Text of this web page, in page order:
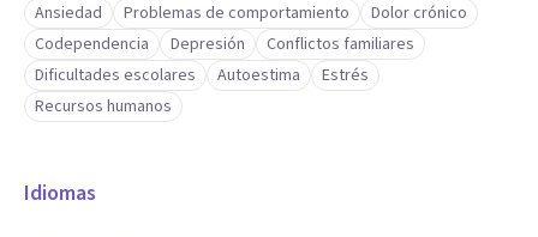
Ansiedad Problemas de comportamiento
Dolor crónico
Codependencia
Depresión
Conflictos familiares
Dificultades escolares
Autoestima
Estrés
Recursos humanos
Idiomas